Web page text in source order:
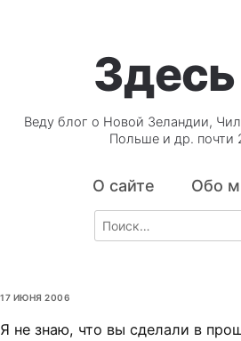
Веду блог о Новой Зеландии,
Польше и др. почти
О сайте Обо
Search
for:
17 ИЮНЯ 2006
Я не знаю, что вы сделали в